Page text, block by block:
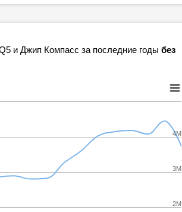
и Джип Компасс за последние годы без
2M
3M
4M